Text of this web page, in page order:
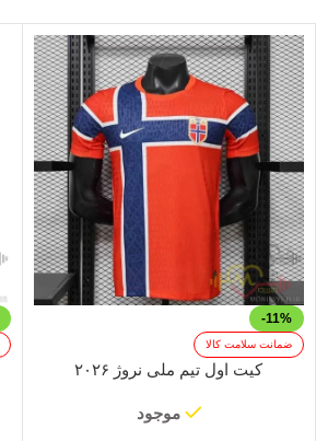
-11%
ضمانت سلامت کالا
کیت اول تیم ملی نروژ ۲۰۲۶
موجود